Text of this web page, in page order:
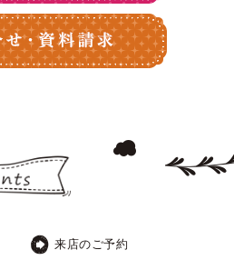
来店のご予約